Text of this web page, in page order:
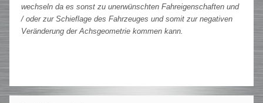
wechseln da es sonst zu unerwünschten Fahreigenschaften und
/ oder zur Schieflage des Fahrzeuges und somit zur negativen
Veränderung der Achsgeometrie kommen kann.